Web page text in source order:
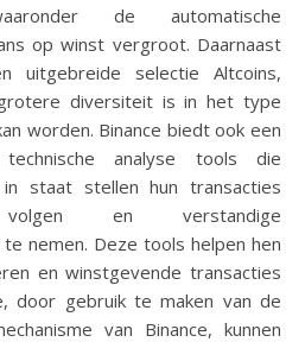
de automatische
op winst vergroot. Daarnaast
uitgebreide selectie Altcoins,
diversiteit is in het type
worden. Binance biedt ook een
analyse tools die
staat stellen hun transacties
en verstandige
nemen. Deze tools helpen hen
en winstgevende transacties
door gebruik te maken van de
van Binance, kunnen